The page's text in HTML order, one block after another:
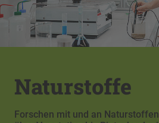
Recycling und
Kreisläufe